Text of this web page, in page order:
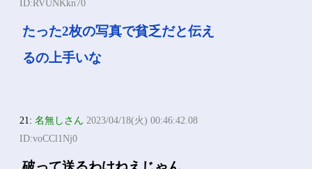
ID:RVUNKkn70
たった2枚の写真で貧乏だと伝え
るの上手いな
21:名無しさん 2023/04/18(火) 00:46:42.08
ID:voCCl1Nj0